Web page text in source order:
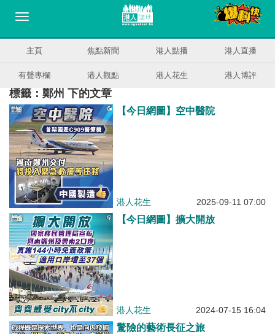
主頁 焦點新聞 港人點播 港人直播
有聲專欄 港人觀點 港人花生 港人博評
標籤：鄭州 下的文章
【今日網圖】空中醫院
港人花生 2025-09-11 07:00
【今日網圖】擴大開放
港人花生 2024-07-15 16:04
驚險的藝術長征之旅